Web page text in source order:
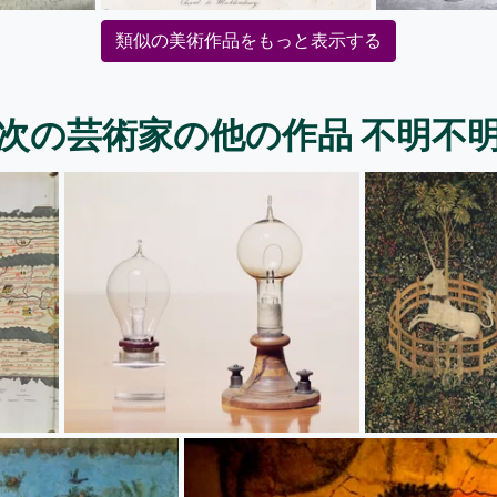
類似の美術作品をもっと表示する
の芸術家の他の作品 不明不